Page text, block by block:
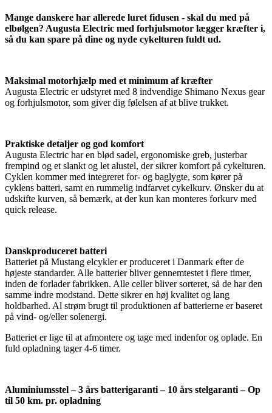
Mange danskere har allerede luret fidusen - skal du med på
elbølgen? Augusta Electric med forhjulsmotor lægger kræfter i,
så du kan spare på dine og nyde cykelturen fuldt ud.
Maksimal motorhjælp med et minimum af kræfter
Augusta Electric er udstyret med 8 indvendige Shimano Nexus gear
og forhjulsmotor, som giver dig følelsen af at blive trukket.
Praktiske detaljer og god komfort
Augusta Electric har en blød sadel, ergonomiske greb, justerbar
frempind og et slankt og let alustel, der sikrer komfort på cykelturen.
Cyklen kommer med integreret for- og baglygte, som kører på
cyklens batteri, samt en rummelig indfarvet cykelkurv. Ønsker du at
udskifte kurven, så bemærk, at der kun kan monteres forkurv med
quick release.
Danskproduceret batteri
Batteriet på Mustang elcykler er produceret i Danmark efter de
højeste standarder. Alle batterier bliver gennemtestet i flere timer,
inden de forlader fabrikken. Alle celler bliver sorteret, så de har den
samme indre modstand. Dette sikrer en høj kvalitet og lang
holdbarhed. Al strøm brugt til produktionen af batterierne er baseret
på vind- og/eller solenergi.
Batteriet er lige til at afmontere og tage med indenfor og oplade. En
fuld opladning tager 4-6 timer.
Aluminiumsstel – 3 års batterigaranti – 10 års stelgaranti – Op
til 50 km. pr. opladning